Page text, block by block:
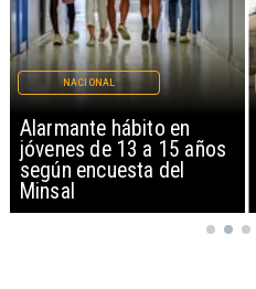
Alarmante hábito en
jóvenes de 13 a 15 años
según encuesta del
Minsal
NACIONAL